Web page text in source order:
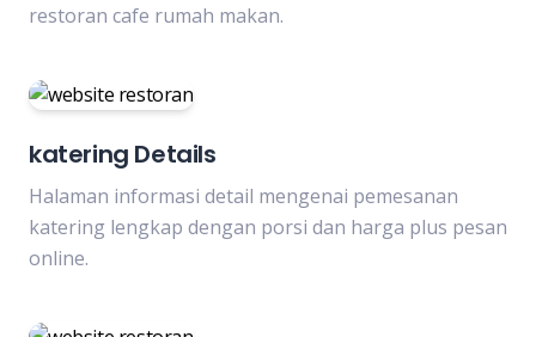
restoran cafe rumah makan.
katering Details
Halaman informasi detail mengenai pemesanan
katering lengkap dengan porsi dan harga plus pesan
online.